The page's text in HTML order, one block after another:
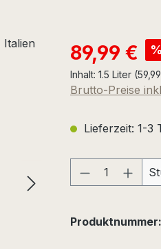
Verkaufspreis:
89,99 € %
Inhalt: 1.5 Liter
Brutto-Preise
Lieferzeit: 1-3
Produkt
Produktnummer: